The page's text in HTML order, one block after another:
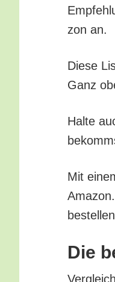
zon an.
Die­se
Ganz
Hal­te
Mit
Die